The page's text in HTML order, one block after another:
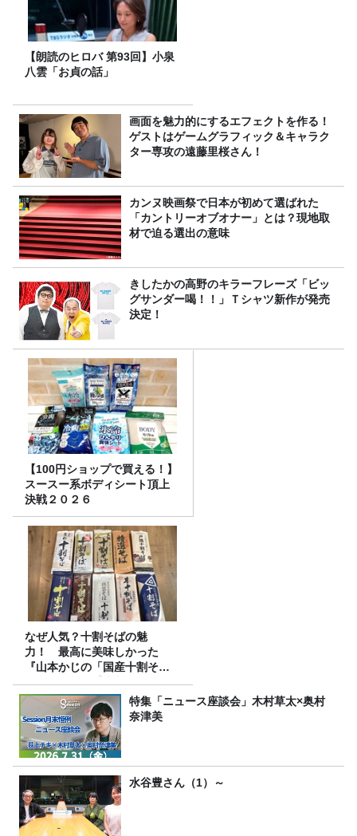
【朗読のヒロバ 第93回】小泉
八雲「お貞の話」
画面を魅力的にするエフェクトを作る！
ゲストはゲームグラフィック＆キャラク
ター専攻の遠藤里桜さん！
カンヌ映画祭で日本が初めて選ばれた
「カントリーオブオナー」とは？現地取
材で迫る選出の意味
きしたかの高野のキラーフレーズ「ビッ
グサンダー喝！！」Ｔシャツ新作が発売
決定！
【100円ショップで買える！】
スースー系ボディシート頂上
決戦２０２６
なぜ人気？十割そばの魅
力！ 最高に美味しかった
『山本かじの「国産十割そ
ば」』とは？【十割そば10種
食べ比べ】
特集「ニュース座談会」木村草太×奥村
奈津美
水谷豊さん（1）～